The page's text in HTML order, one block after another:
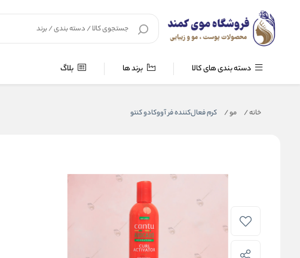
دسته بندی های کالا برند ها بلاگ
خانه/ مو/ کرم فعال‌کننده فر آووکادو کنتو